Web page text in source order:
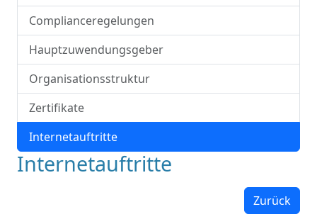
Complianceregelungen
Hauptzuwendungsgeber
Organisationsstruktur
Zertifikate
Internetauftritte
Internetauftritte
Zurück